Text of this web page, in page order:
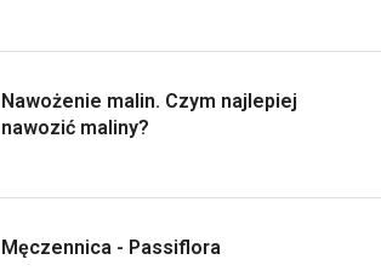
Nawożenie malin. Czym najlepiej
nawozić maliny?
Męczennica - Passiflora